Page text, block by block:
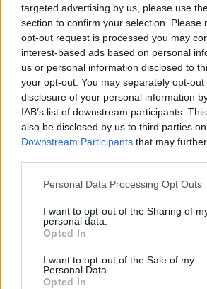
targeted advertising by us, please use
section to confirm your selection. Please
opt-out request is processed you may
interest-based ads based on personal
us or personal information disclosed to
your opt-out. You may separately opt-
disclosure of your personal information
IAB’s list of downstream participants.
also be disclosed by us to third parties
Downstream Participants that may
Personal Data Processing Opt Outs
I want to opt-out of the Sharing of
personal data.
Opted In
I want to opt-out of the Sale of my
Personal Data.
Opted In